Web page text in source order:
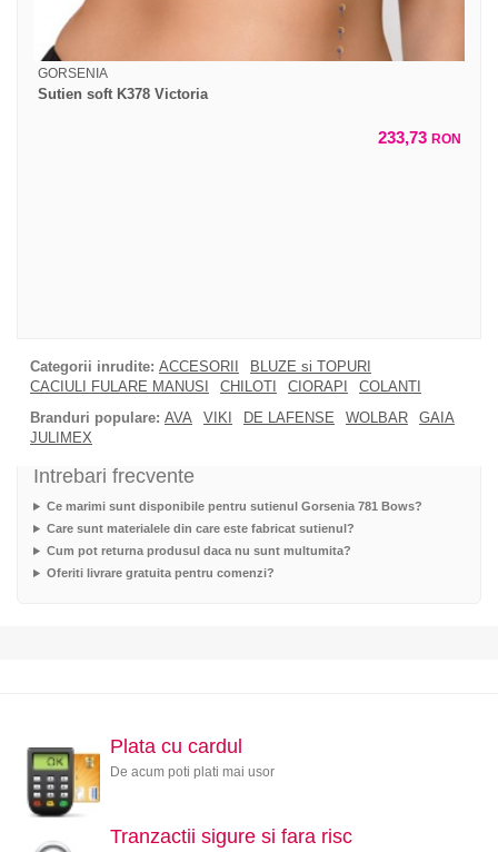
GORSENIA
Sutien soft K378 Victoria
233,73 RON
Categorii inrudite: ACCESORII
BLUZE si TOPURI
CACIULI FULARE MANUSI
CHILOTI CIORAPI
COLANTI
Branduri populare: AVA VIKI DE LAFENSE WOLBAR
GAIA
JULIMEX
Intrebari frecvente
Ce marimi sunt disponibile pentru sutienul Gorsenia 781 Bows?
Care sunt materialele din care este fabricat sutienul?
Cum pot returna produsul daca nu sunt multumita?
Oferiti livrare gratuita pentru comenzi?
Plata cu cardul
De acum poti plati mai usor
Tranzactii sigure si fara risc